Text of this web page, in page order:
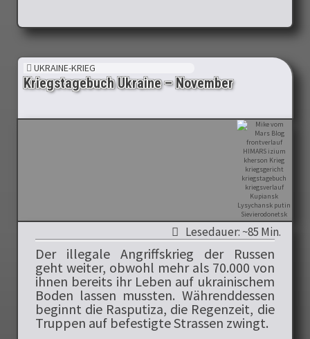
UKRAINE-KRIEG
Kriegstagebuch Ukraine – November
Lesedauer: ~85 Min.
Der illegale Angriffskrieg der Russen
geht weiter, obwohl mehr als 70.000 von
ihnen bereits ihr Leben auf ukrainischem
Boden lassen mussten. Währenddessen
beginnt die Rasputiza, die Regenzeit, die
Truppen auf befestigte Strassen zwingt.